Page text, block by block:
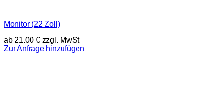
Monitor (22 Zoll)
ab 21,00 € zzgl. MwSt
Zur Anfrage hinzufügen